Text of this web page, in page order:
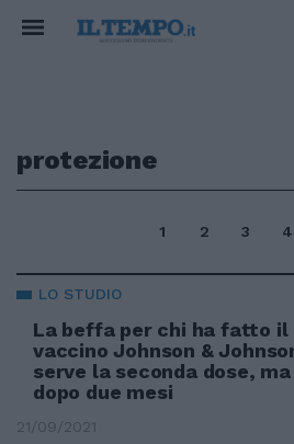
protezione
1 2 3 4
LO STUDIO
La beffa per chi ha fatto il
vaccino Johnson &
serve la seconda dose,
dopo due mesi
21/09/2021